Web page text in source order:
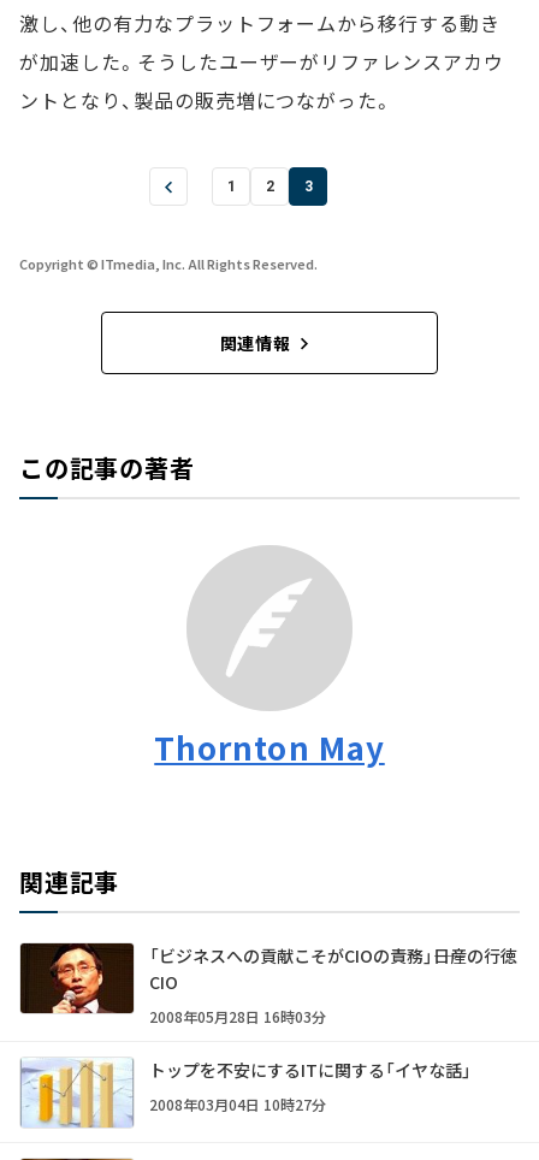
激し、他の有力なプラットフォームから移行する動き
が加速した。そうしたユーザーがリファレンスアカウ
ントとなり、製品の販売増につながった。
1 2 3
Copyright © ITmedia, Inc. All Rights Reserved.
関連情報
この記事の著者
Thornton May
関連記事
「ビジネスへの貢献こそがCIOの責務」――日産の行徳
CIO
2008年05月28日 16時03分
トップを不安にするITに関する「イヤな話」
2008年03月04日 10時27分